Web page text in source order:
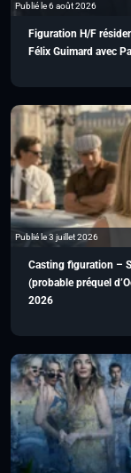
Publié le 6 août 2026
Figuration H/F
Félix Guimard avec
Publié le 3 juillet 2026
Casting figuration –
(probable préquel
2026